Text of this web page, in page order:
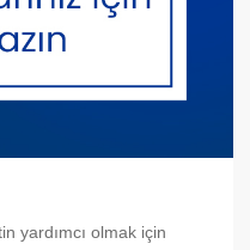
yardımcı olmak için